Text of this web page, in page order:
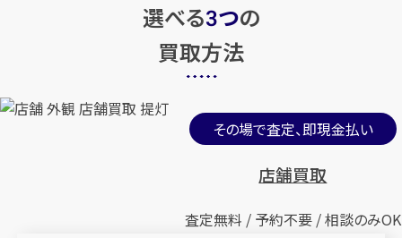
選べる3つの
買取方法
その場で査定、即現金払い
店舗買取
査定無料 / 予約不要 / 相談のみOK